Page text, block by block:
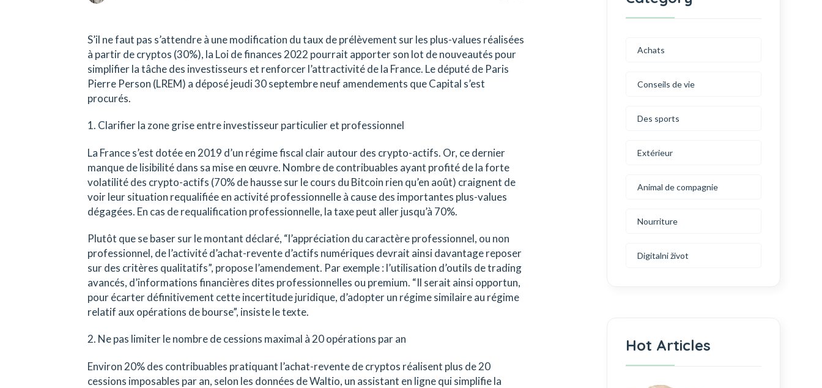
S’il ne faut pas s’attendre à une modification du taux de prélèvement sur les plus-values réalisées
à partir de cryptos (30%), la Loi de finances 2022 pourrait apporter son lot de nouveautés pour
simplifier la tâche des investisseurs et renforcer l’attractivité de la France. Le député de Paris
Pierre Person (LREM) a déposé jeudi 30 septembre neuf amendements que Capital s’est
procurés.
1. Clarifier la zone grise entre investisseur particulier et professionnel
La France s’est dotée en 2019 d’un régime fiscal clair autour des crypto-actifs. Or, ce dernier
manque de lisibilité dans sa mise en œuvre. Nombre de contribuables ayant profité de la forte
volatilité des crypto-actifs (70% de hausse sur le cours du Bitcoin rien qu’en août) craignent de
voir leur situation requalifiée en activité professionnelle à cause des importantes plus-values
dégagées. En cas de requalification professionnelle, la taxe peut aller jusqu’à 70%.
Plutôt que se baser sur le montant déclaré, “l’appréciation du caractère professionnel, ou non
professionnel, de l’activité d’achat-revente d’actifs numériques devrait ainsi davantage reposer
sur des critères qualitatifs”, propose l’amendement. Par exemple : l’utilisation d’outils de trading
avancés, d’informations financières dites professionnelles ou premium. “Il serait ainsi opportun,
pour écarter définitivement cette incertitude juridique, d’adopter un régime similaire au régime
relatif aux opérations de bourse”, insiste le texte.
2. Ne pas limiter le nombre de cessions maximal à 20 opérations par an
Environ 20% des contribuables pratiquant l’achat-revente de cryptos réalisent plus de 20
cessions imposables par an, selon les données de Waltio, un assistant en ligne qui simplifie la
Achats
Conseils de vie
Des sports
Extérieur
Animal de compagnie
Nourriture
Digitalni život
Hot Articles